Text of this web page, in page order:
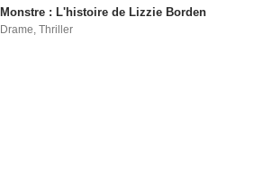
Monstre : L'histoire de Lizzie Borden
Drame,Thriller